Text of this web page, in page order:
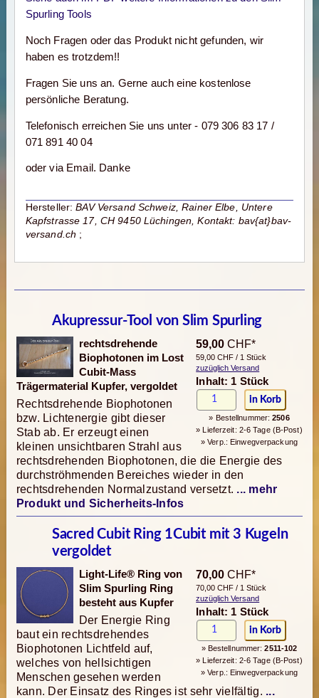
Spurling Tools
Noch Fragen oder das Produkt nicht gefunden, wir
haben es trotzdem!!
Fragen Sie uns an. Gerne auch eine kostenlose
persönliche Beratung.
Telefonisch erreichen Sie uns unter - 079 306 83 17 /
071 891 40 04
oder via Email. Danke
Hersteller:BAV Versand Schweiz, Rainer Elbe, Untere
Kapfstrasse 17, CH 9450 Lüchingen, Kontakt: bav{at}bav-
versand.ch ;
Akupressur-Tool von Slim Spurling
59,00 CHF*
59,00 CHF / 1 Stück
zuzüglich Versand
Inhalt: 1 Stück
» Bestellnummer:2506
» Lieferzeit: 2-6 Tage (B-Post)
» Verp.: Einwegverpackung
rechtsdrehende
Biophotonen im Lost
Cubit-Mass
Trägermaterial Kupfer, vergoldet
Rechtsdrehende Biophotonen
bzw. Lichtenergie gibt dieser
Stab ab. Er erzeugt einen
kleinen unsichtbaren Strahl aus
rechtsdrehenden Biophotonen, die die Energie des
durchströhmenden Bereiches wieder in den
rechtsdrehenden Normalzustand versetzt. ... mehr
Produkt und Sicherheits-Infos
Sacred Cubit Ring 1Cubit mit 3 Kugeln
vergoldet
70,00 CHF*
70,00 CHF / 1 Stück
zuzüglich Versand
Inhalt: 1 Stück
» Bestellnummer:2511-102
» Lieferzeit: 2-6 Tage (B-Post)
» Verp.: Einwegverpackung
Light-Life® Ring von
Slim Spurling Ring
besteht aus Kupfer
Der Energie Ring
baut ein rechtsdrehendes
Biophotonen Lichtfeld auf,
welches von hellsichtigen
Menschen gesehen werden
kann. Der Einsatz des Ringes ist sehr vielfältig. ...